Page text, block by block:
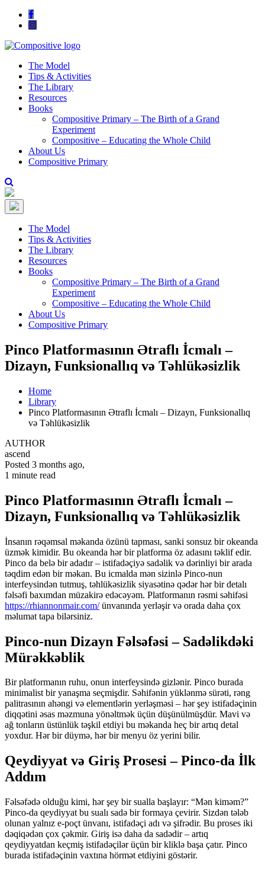
The Model
Tips & Activities
The Library
Resources
Books
Compositive Primary – The Birth of a Grand
Experiment
Compositive – Educating the Whole Child
About Us
Compositive Primary
The Model
Tips & Activities
The Library
Resources
Books
Compositive Primary – The Birth of a Grand
Experiment
Compositive – Educating the Whole Child
About Us
Compositive Primary
Pinco Platformasının Ətraflı İcmalı –
Dizayn, Funksionallıq və Təhlükəsizlik
Home
Library
Pinco Platformasının Ətraflı İcmalı – Dizayn, Funksionallıq
və Təhlükəsizlik
AUTHOR
ascend
Posted 3 months ago,
1 minute read
Pinco Platformasının Ətraflı İcmalı –
Dizayn, Funksionallıq və Təhlükəsizlik
İnsanın rəqəmsal məkanda özünü tapması, sanki sonsuz bir okeanda
üzmək kimidir. Bu okeanda hər bir platforma öz adasını təklif edir.
Pinco da belə bir adadır – istifadəçiyə sadəlik və dərinliyi bir arada
təqdim edən bir məkan. Bu icmalda mən sizinlə Pinco-nun
interfeysindən tutmuş, təhlükəsizlik siyasətinə qədər hər bir detalı
fəlsəfi baxımdan müzakirə edəcəyəm. Platformanın rəsmi səhifəsi
https://rhiannonmair.com/ünvanında yerləşir və orada daha çox
məlumat tapa bilərsiniz.
Pinco-nun Dizayn Fəlsəfəsi – Sadəlikdəki
Mürəkkəblik
Bir platformanın ruhu, onun interfeysində gizlənir. Pinco burada
minimalist bir yanaşma seçmişdir. Səhifənin yüklənmə sürəti, rəng
palitrasının ahəngi və elementlərin yerləşməsi – hər şey istifadəçinin
diqqətini əsas məzmuna yönəltmək üçün düşünülmüşdür. Mavi və
ağ tonların üstünlük təşkil etdiyi bu məkanda heç bir artıq detal
yoxdur. Hər bir düymə, hər bir menyu öz yerini bilir.
Qeydiyyat və Giriş Prosesi – Pinco-da İlk
Addım
Fəlsəfədə olduğu kimi, hər şey bir sualla başlayır: “Mən kiməm?”
Pinco-da qeydiyyat bu sualı sadə bir formaya çevirir. Sizdən tələb
olunan yalnız e-poçt ünvanı, istifadəçi adı və şifrədir. Bu proses iki
dəqiqədən çox çəkmir. Giriş isə daha da sadədir – artıq
qeydiyyatdan keçmiş istifadəçilər üçün bir kliklə başa çatır. Pinco
burada istifadəçinin vaxtına hörmət etdiyini göstərir.